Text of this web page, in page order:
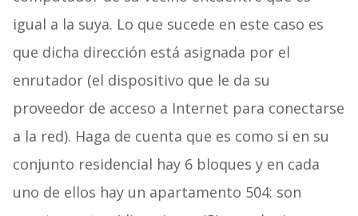
igual a la suya. Lo que sucede en este caso es
que dicha dirección está asignada por el
enrutador (el dispositivo que le da su
proveedor de acceso a Internet para conectarse
a la red). Haga de cuenta que es como si en su
conjunto residencial hay 6 bloques y en cada
uno de ellos hay un apartamento 504: son